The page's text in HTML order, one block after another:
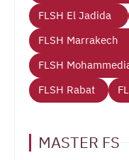
FLSH El Jadida
FLSH Marrakech
FLSH
FLSH Rabat
MASTER FS